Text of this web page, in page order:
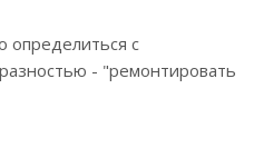
определиться с
- "ремонтировать